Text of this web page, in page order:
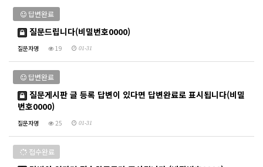
답변완료
질문드립니다(비밀번호0000)
질문자명 19 01-31
답변완료
질문게시판 글 등록 답변이 있다면 답변완료로 표시됩니다(비밀
번호0000)
질문자명 25 01-31
접수완료